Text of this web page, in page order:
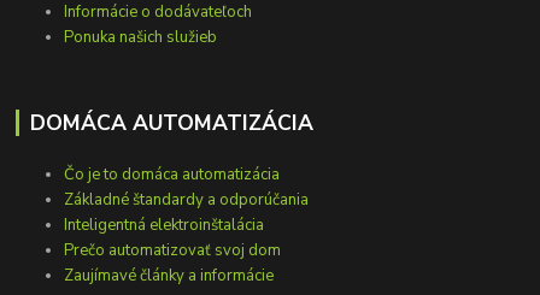
Informácie o dodávateľoch
Ponuka našich služieb
DOMÁCA AUTOMATIZÁCIA
Čo je to domáca automatizácia
Základné štandardy a odporúčania
Inteligentná elektroinštalácia
Prečo automatizovať svoj dom
Zaujímavé články a informácie